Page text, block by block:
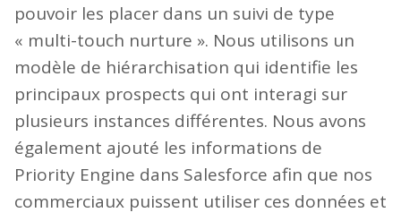
pouvoir les placer dans un suivi de type
« multi-touch nurture ». Nous utilisons un
modèle de hiérarchisation qui identifie les
principaux prospects qui ont interagi sur
plusieurs instances différentes. Nous avons
également ajouté les informations de
Priority Engine dans Salesforce afin que nos
commerciaux puissent utiliser ces données et